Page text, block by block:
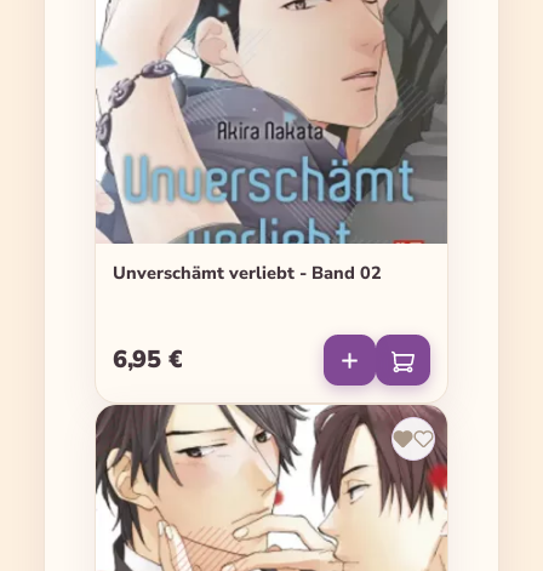
Unverschämt verliebt - Band 02
Regulärer Preis:
6,95 €